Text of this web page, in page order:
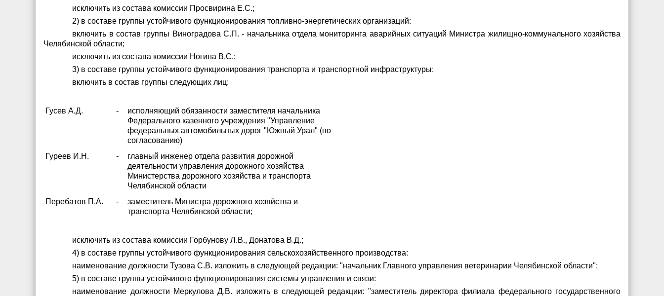
исключить из состава комиссии Просвирина Е.С.;
2) в составе группы устойчивого функционирования топливно-энергетических организаций:
включить в состав группы Виноградова С.П. - начальника отдела мониторинга аварийных ситуаций Министра жилищно-коммунального хозяйства
Челябинской области;
исключить из состава комиссии Ногина В.С.;
3) в составе группы устойчивого функционирования транспорта и транспортной инфраструктуры:
включить в состав группы следующих лиц:
Гусев А.Д. -
исполняющий обязанности заместителя начальника
Федерального казенного учреждения "Управление
федеральных автомобильных дорог "Южный Урал" (по
согласованию)
Гуреев И.Н.
-
главный инженер отдела развития дорожной
деятельности управления дорожного хозяйства
Министерства дорожного хозяйства и транспорта
Челябинской области
Перебатов П.А.
-
заместитель Министра дорожного хозяйства и
транспорта Челябинской области;
исключить из состава комиссии Горбунову Л.В., Донатова В.Д.;
4) в составе группы устойчивого функционирования сельскохозяйственного производства:
наименование должности Тузова С.В. изложить в следующей редакции: "начальник Главного управления ветеринарии Челябинской области";
5) в составе группы устойчивого функционирования системы управления и связи:
наименование должности Меркулова Д.В. изложить в следующей редакции: "заместитель директора филиала федерального государственного